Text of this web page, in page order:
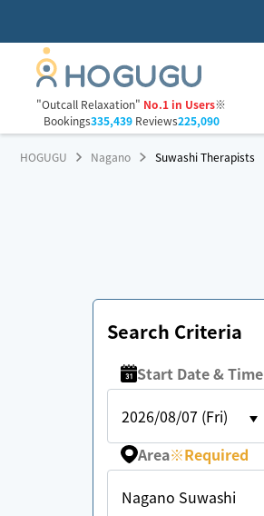
"Outcall Relaxation" No.1 in Users※
Bookings335,439Reviews225,090
HOGUGU Nagano Suwashi Therapists
Search Criteria
Start Date & Time
2026/08/07 (Fri)
Area※Required
Nagano Suwashi